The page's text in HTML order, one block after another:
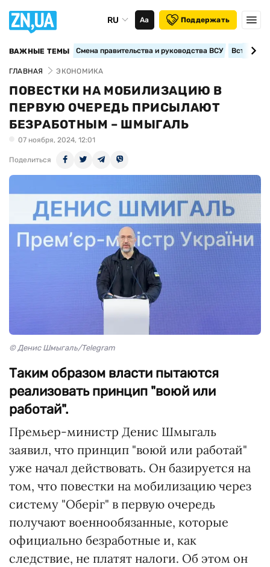
RU Аа Поддержать
ВАЖНЫЕ ТЕМЫ Смена правительства и руководства ВСУ
ГЛАВНАЯ ЭКОНОМИКА
ПОВЕСТКИ НА МОБИЛИЗАЦИЮ В
ПЕРВУЮ ОЧЕРЕДЬ ПРИСЫЛАЮТ
БЕЗРАБОТНЫМ – ШМЫГАЛЬ
07 ноября, 2024, 12:01
Поделиться
© Денис Шмыгаль/Telegram
Таким образом власти пытаются
реализовать принцип "воюй или
работай".
Премьер-министр Денис Шмыгаль
заявил, что принцип "воюй или работай"
уже начал действовать. Он базируется на
том, что повестки на мобилизацию через
систему "Оберіг" в первую очередь
получают военнообязанные, которые
официально безработные и, как
следствие, не платят налоги. Об этом он